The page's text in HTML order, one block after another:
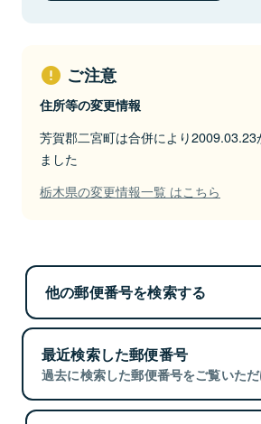
ご注意
住所等の変更情報
芳賀郡二宮町は合併により2009.03.23
ました
栃木県の変更情報一覧 はこちら
他の郵便番号を検索する
最近検索した郵便番号
過去に検索した郵便番号をご覧いただ